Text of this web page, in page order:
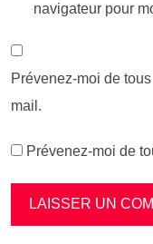
navigateur pour
Prévenez-moi de
mail.
Prévenez-moi de